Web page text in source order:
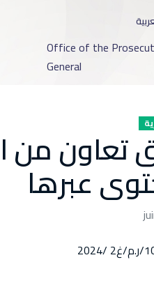
Office of the
General
عبرها